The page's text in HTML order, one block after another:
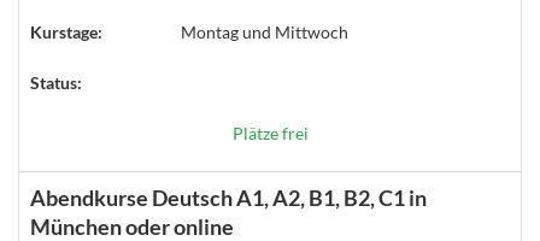
Kurstage: Montag und Mittwoch
Status:
Plätze frei
Abendkurse Deutsch A1, A2, B1, B2, C1 in
München oder online